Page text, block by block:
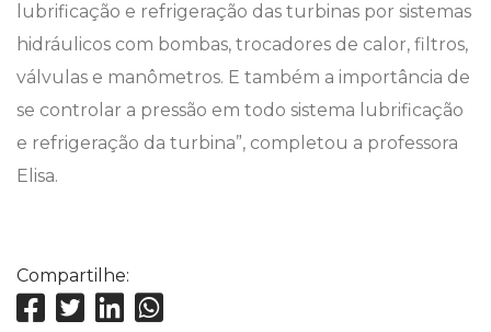
lubrificação e refrigeração das turbinas por sistemas
hidráulicos com bombas, trocadores de calor, filtros,
válvulas e manômetros. E também a importância de
se controlar a pressão em todo sistema lubrificação
e refrigeração da turbina”, completou a professora
Elisa.
Compartilhe: